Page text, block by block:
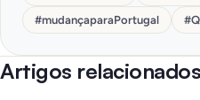
#mudançaparaPortugal #
Artigos relacionados